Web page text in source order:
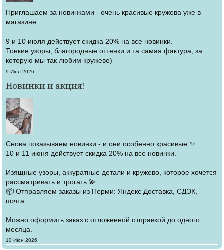
Приглашаем за новинками - очень красивые кружева уже в
магазине.
9 и 10 июля действует скидка 20% на все новинки.
Тонкие узоры, благородные оттенки и та самая фактура, за
которую мы так любим кружево)
Создано
9 Июл 2026
Новинки и акция!
Снова показываем новинки - и они особенно красивые ✨
10 и 11 июня действует скидка 20% на все новинки.
Изящные узоры, аккуратные детали и кружево, которое хочется
рассматривать и трогать 💫
📦 Отправляем заказы из Перми: Яндекс Доставка, СДЭК,
почта.
Можно оформить заказ с отложенной отправкой до одного
месяца.
Создано
10 Июн 2026